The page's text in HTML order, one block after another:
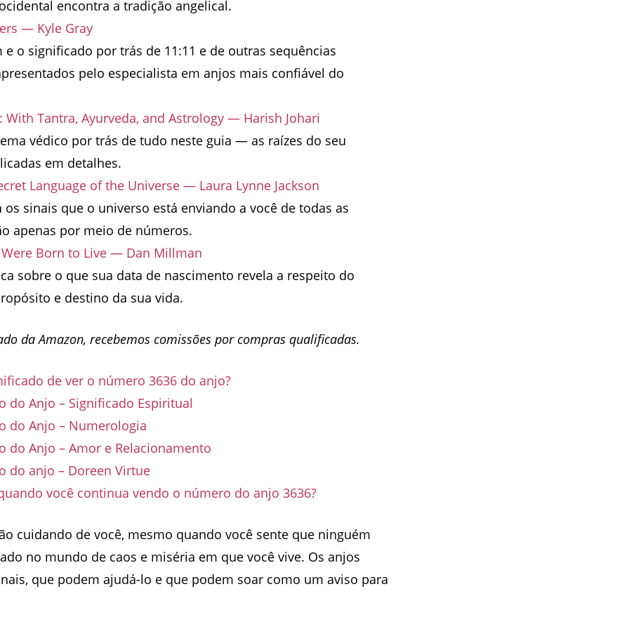
encontra a tradição angelical.
— Kyle Gray
e o significado por trás de 11:11 e de outras sequências
pelo especialista em anjos mais confiável do
With Tantra, Ayurveda, and Astrology — Harish Johari
védico por trás de tudo neste guia — as raízes do seu
em detalhes.
Language of the Universe — Laura Lynne Jackson
os sinais que o universo está enviando a você de todas as
apenas por meio de números.
Were Born to Live — Dan Millman
sobre o que sua data de nascimento revela a respeito do
e destino da sua vida.
da Amazon, recebemos comissões por compras qualificadas.
de ver o número 3636 do anjo?
do Anjo – Significado Espiritual
do Anjo – Numerologia
do Anjo – Amor e Relacionamento
do anjo – Doreen Virtue
você continua vendo o número do anjo 3636?
cuidando de você, mesmo quando você sente que ninguém
no mundo de caos e miséria em que você vive. Os anjos
que podem ajudá-lo e que podem soar como um aviso para